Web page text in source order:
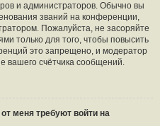
и администраторов. Обычно вы
званий на конференции,
Пожалуйста, не засоряйте
только для того, чтобы повысить
это запрещено, и модератор
вашего счётчика сообщений.
меня требуют войти на